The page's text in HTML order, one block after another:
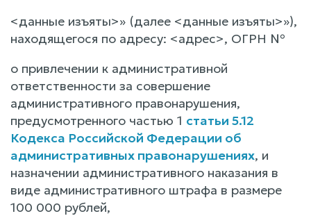
<данные изъяты>» (далее <данные изъяты>»),
находящегося по адресу: <адрес>, ОГРН №
о привлечении к административной
ответственности за совершение
административного правонарушения,
предусмотренного частью 1 статьи 5.12
Кодекса Российской Федерации об
административных правонарушениях, и
назначении административного наказания в
виде административного штрафа в размере
100 000 рублей,